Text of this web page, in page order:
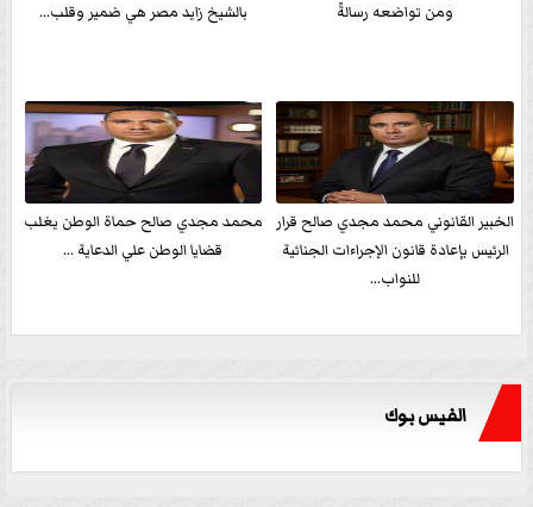
ومن تواضعه رسالةً
بالشيخ زايد مصر هي ضمير وقلب...
الخبير القانوني محمد مجدي صالح قرار
الرئيس بإعادة قانون الإجراءات الجنائية
للنواب...
محمد مجدي صالح حماة الوطن يغلب
قضايا الوطن علي الدعاية ...
الفيس بوك